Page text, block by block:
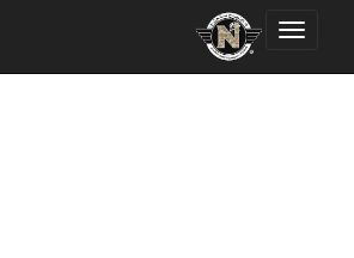
Toggle
navigation